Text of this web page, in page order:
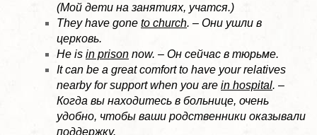
(Мой дети на занятиях, учатся.)
They have gone to church. – Они ушли в
церковь.
He is in prison now. – Он сейчас в тюрьме.
It can be a great comfort to have your relatives
nearby for support when you are in hospital. –
Когда вы находитесь в больнице, очень
удобно, чтобы ваши родственники оказывали
поддержку.